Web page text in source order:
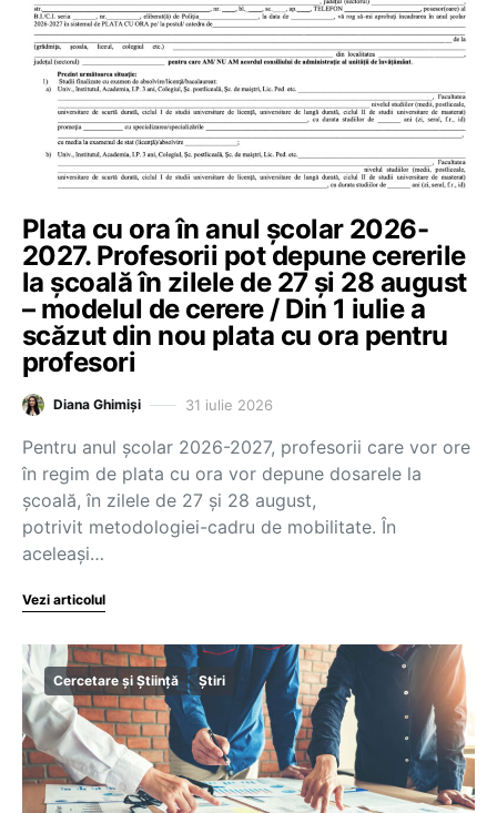
Plata cu ora în anul școlar 2026-
2027. Profesorii pot depune cererile
la școală în zilele de 27 și 28 august
– modelul de cerere / Din 1 iulie a
scăzut din nou plata cu ora pentru
profesori
Diana Ghimiși 31 iulie 2026
Pentru anul școlar 2026-2027, profesorii care vor ore
în regim de plata cu ora vor depune dosarele la
școală, în zilele de 27 și 28 august,
potrivit metodologiei-cadru de mobilitate. În
aceleași…
Vezi articolul
Cercetare și Știință Știri